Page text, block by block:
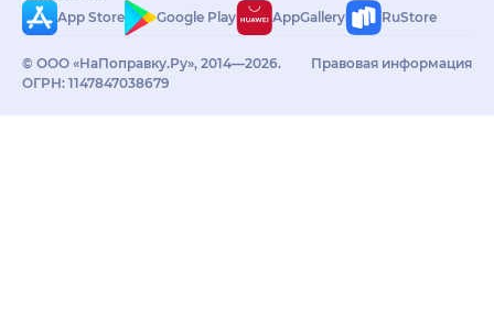
App Store
Google Play AppGallery RuStore
© ООО «НаПоправку.Ру», 2014—2026.
ОГРН: 1147847038679
Правовая информация